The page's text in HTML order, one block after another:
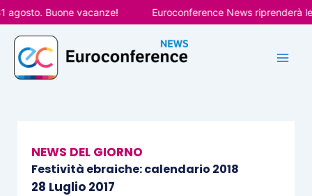
Vai
al
contenuto
Buone vacanze! Euroconference News riprenderà le
NEWS DEL GIORNO
Festività ebraiche: calendario 2018
28 Luglio 2017